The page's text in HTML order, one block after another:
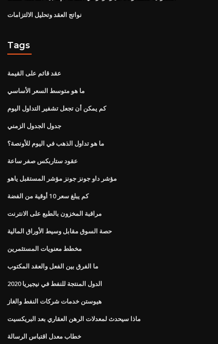
نواتج العقد وتحليل الالتزامات
Tags
عقد قائم على القيمة
ما هو متوسط ​​السعر الأساسي
كم يمكن أن تجعل تشفير التداول اليوم
جدول الجدول الزمني
ما هو تداول الذهب في اليوم للأونصة؟
عقود ستاربكس صفر ساعة
مؤشر داو جونز جونز مؤشر المستقبل ياهو
كم يبلغ سعر 10 أوقية من الفضة
مراقبة المخزون بالطبع على الانترنت
حصة السوق مقابل وسيط الأوراق المالية
مخطط معنويات المستثمرين
ما الفرق بين الفعل والعقد المكتوب
الدول المنتجة للنفط في نيجيريا 2020
هيوستن خدمات شركات النفط والغاز
ماذا سيحدث لمعدلات الرهن العقاري بعد البريكسيت
خطاب معدل اقتباس الرسالة